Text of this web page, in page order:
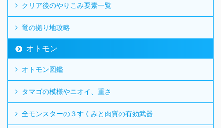
クリア後のやりこみ要素一覧
竜の拠り地攻略
オトモン
オトモン図鑑
タマゴの模様やニオイ、重さ
全モンスターの３すくみと肉質の有効武器